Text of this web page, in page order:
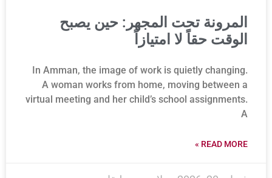
المرونة تحت المجهر: حين يصبح
الوقت حقاً لا امتيازاً
In Amman, the image of work is quietly changing.
A woman works from home, moving between a
virtual meeting and her child’s school assignments.
A
READ MORE »